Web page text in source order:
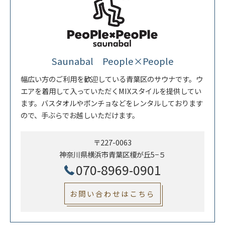
Saunabal People×People
幅広い方のご利用を歓迎している青葉区のサウナです。ウ
エアを着用して入っていただくMIXスタイルを提供してい
ます。バスタオルやポンチョなどをレンタルしております
ので、手ぶらでお越しいただけます。
〒227-0063
神奈川県横浜市青葉区榎が丘5−５
070-8969-0901
お問い合わせはこちら